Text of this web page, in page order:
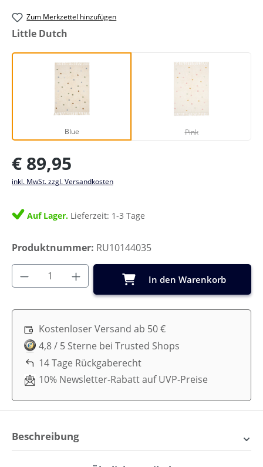
Zum Merkzettel hinzufügen
auswählen
Little Dutch
Blue
Blue
Pink
Pink
(Diese Option ist
Regulärer Preis:
€ 89,95
inkl. MwSt. zzgl. Versandkosten
Auf Lager. Lieferzeit: 1-3 Tage
Produktnummer: RU10144035
Produkt Anzahl: Gib den gewünschten
In den Warenkorb
Kostenloser Versand ab 50 €
4,8 / 5 Sterne bei Trusted Shops
14 Tage Rückgaberecht
10% Newsletter-Rabatt auf UVP-Preise
Beschreibung
Little Dutch Waschbarer